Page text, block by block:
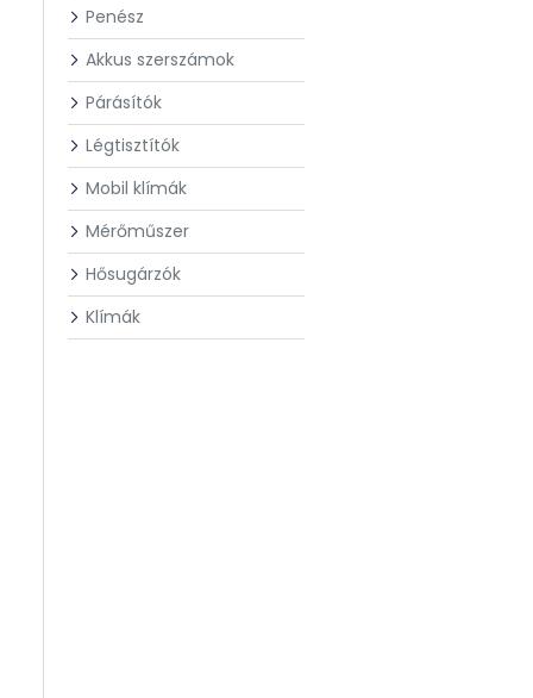
Penész
Akkus szerszámok
Párásítók
Légtisztítók
Mobil klímák
Mérőműszer
Hősugárzók
Klímák